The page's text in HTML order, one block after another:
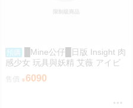
限制級商品
預購
█Mine公仔█日版 Insight 肉
感少女 玩具與妖精 艾薇 アイビ
ー 1/1 PMMA D9261
售價 6090